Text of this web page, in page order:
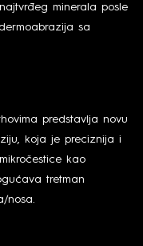
minerala posle
sa
predstavlja novu
koja je preciznija i
kao
tretman
nosa.